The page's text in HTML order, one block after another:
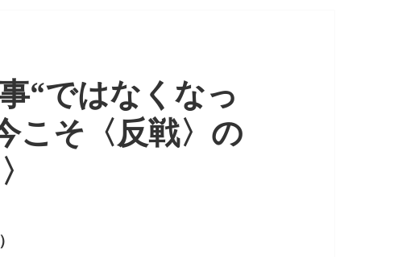
“ではなくなっ
こそ〈反戦〉の